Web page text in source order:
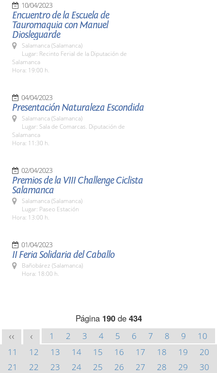
10/04/2023
Encuentro de la Escuela de
Tauromaquia con Manuel
Diosleguarde
Salamanca (Salamanca)
Lugar: Recinto Ferial de la Diputación de
Salamanca
Hora: 19:00 h.
04/04/2023
Presentación Naturaleza Escondida
Salamanca (Salamanca)
Lugar: Sala de Comarcas. Diputación de
Salamanca
Hora: 11:30 h.
02/04/2023
Premios de la VIII Challenge Ciclista
Salamanca
Salamanca (Salamanca)
Lugar: Paseo Estación
Hora: 13:00 h.
01/04/2023
II Feria Solidaria del Caballo
Bañobárez (Salamanca)
Hora: 18:00 h.
Página 190de 434
<< < 1 2 3 4 5 6 7 8 9
10
11
12 13 14 15 16 17 18 19
20
21
22 23 24 25 26 27 28 29
30